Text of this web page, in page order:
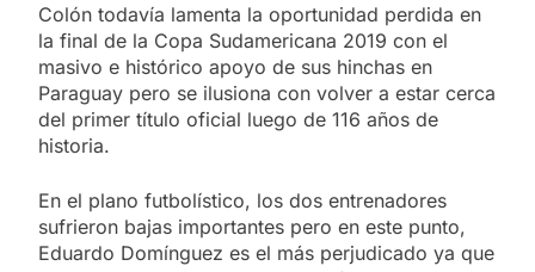
Colón todavía lamenta la oportunidad perdida en
la final de la Copa Sudamericana 2019 con el
masivo e histórico apoyo de sus hinchas en
Paraguay pero se ilusiona con volver a estar cerca
del primer título oficial luego de 116 años de
historia.
En el plano futbolístico, los dos entrenadores
sufrieron bajas importantes pero en este punto,
Eduardo Domínguez es el más perjudicado ya que